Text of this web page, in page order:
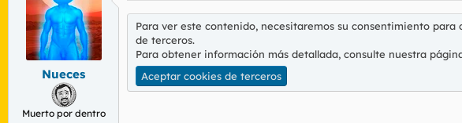
o
n
e
s
Nueces
Muerto por dentro
Para ver este contenido, necesitaremos su consentimiento para
de terceros.
Para obtener información más detallada, consulte nuestra
Aceptar cookies de terceros